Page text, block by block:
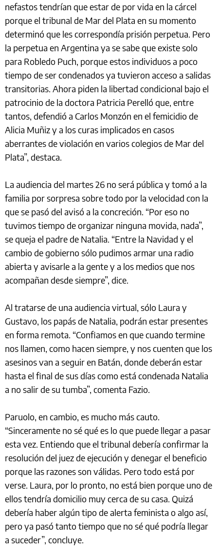
nefastos tendrían que estar de por vida en la cárcel
porque el tribunal de Mar del Plata en su momento
determinó que les correspondía prisión perpetua. Pero
la perpetua en Argentina ya se sabe que existe solo
para Robledo Puch, porque estos individuos a poco
tiempo de ser condenados ya tuvieron acceso a salidas
transitorias. Ahora piden la libertad condicional bajo el
patrocinio de la doctora Patricia Perelló que, entre
tantos, defendió a Carlos Monzón en el femicidio de
Alicia Muñiz y a los curas implicados en casos
aberrantes de violación en varios colegios de Mar del
Plata”, destaca.
La audiencia del martes 26 no será pública y tomó a la
familia por sorpresa sobre todo por la velocidad con la
que se pasó del avisó a la concreción. “Por eso no
tuvimos tiempo de organizar ninguna movida, nada”,
se queja el padre de Natalia. “Entre la Navidad y el
cambio de gobierno sólo pudimos armar una radio
abierta y avisarle a la gente y a los medios que nos
acompañan desde siempre”, dice.
Al tratarse de una audiencia virtual, sólo Laura y
Gustavo, los papás de Natalia, podrán estar presentes
en forma remota. “Confiamos en que cuando termine
nos llamen, como hacen siempre, y nos cuenten que los
asesinos van a seguir en Batán, donde deberán estar
hasta el final de sus días como está condenada Natalia
a no salir de su tumba”, comenta Fazio.
Paruolo, en cambio, es mucho más cauto.
“Sinceramente no sé qué es lo que puede llegar a pasar
esta vez. Entiendo que el tribunal debería confirmar la
resolución del juez de ejecución y denegar el beneficio
porque las razones son válidas. Pero todo está por
verse. Laura, por lo pronto, no está bien porque uno de
ellos tendría domicilio muy cerca de su casa. Quizá
debería haber algún tipo de alerta feminista o algo así,
pero ya pasó tanto tiempo que no sé qué podría llegar
a suceder”, concluye.